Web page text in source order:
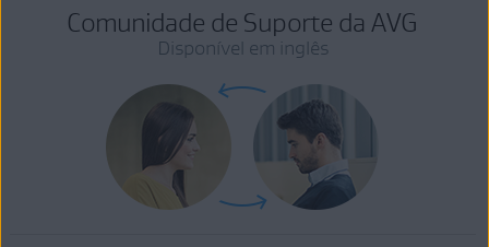
Comunidade de Suporte da AVG
Disponível em inglês